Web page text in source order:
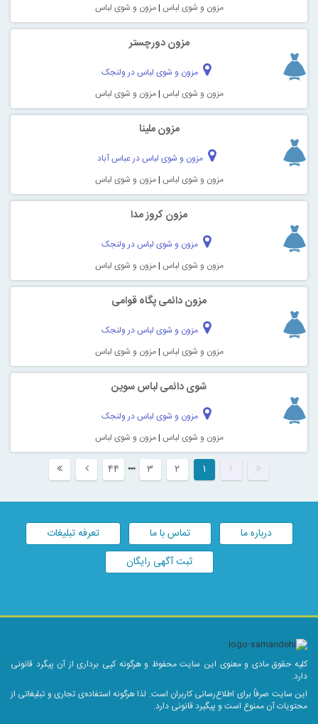
مزون و شوی لباس |مزون و شوی لباس
مزون دورچستر
مزون و شوی لباس در ولنجک
مزون و شوی لباس |مزون و شوی لباس
مزون ملینا
مزون و شوی لباس در عباس آباد
مزون و شوی لباس |مزون و شوی لباس
مزون کروز مدا
مزون و شوی لباس در ولنجک
مزون و شوی لباس |مزون و شوی لباس
مزون دائمی پگاه قوامی
مزون و شوی لباس در ولنجک
مزون و شوی لباس |مزون و شوی لباس
شوی دائمی لباس سوین
مزون و شوی لباس در ولنجک
مزون و شوی لباس |مزون و شوی لباس
۱ ۲ ۳ ۴۴
درباره ما تماس با ما
تعرفه تبلیغات
ثبت آگهی رایگان
کلیه حقوق مادی و معنوی این سایت محفوظ و هرگونه کپی برداری از آن پیگرد قانونی
دارد.
این سایت صرفاً برای اطلاع‌رسانی کاربران است. لذا هرگونه استفاده‌ی تجاری و تبلیغاتی از
محتویات آن ممنوع است و پیگیرد قانونی دارد.